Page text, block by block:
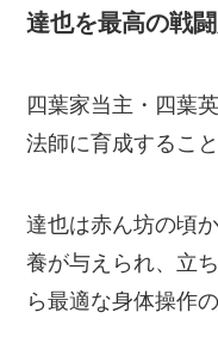
達也を最高の戦
四葉家当主・四葉
法師に育成するこ
達也は赤ん坊の頃
養が与えられ、立
ら最適な身体操作